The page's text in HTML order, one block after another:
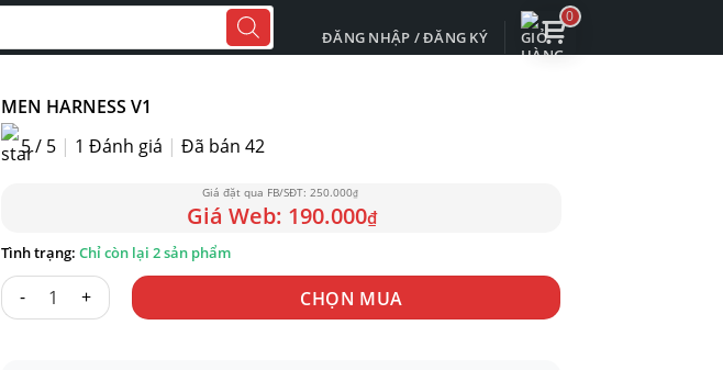
ĐĂNG NHẬP / ĐĂNG KÝ
MEN HARNESS V1
5 / 5 | 1 Đánh giá | Đã bán 42
250.000₫
190.000₫
Chỉ còn lại 2 sản phẩm
MEN HARNESS V1 số lượng CHỌN MUA
0